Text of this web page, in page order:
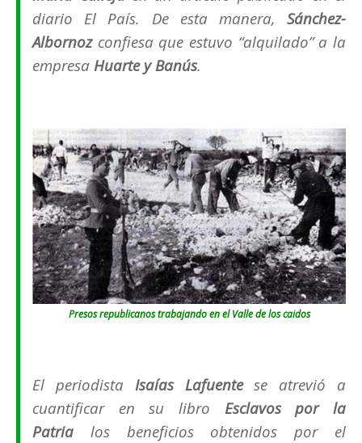
diario El País. De esta manera,Sánchez-
Albornozconfiesa que estuvo “alquilado” a la
empresa Huarte y Banús.
Presos republicanos trabajando en el Valle de los caidos
El periodista Isaías Lafuentese atrevió a
cuantificar en su libro Esclavos por la
Patria los beneficios obtenidos por el